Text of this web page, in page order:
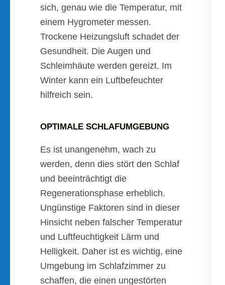
sich, genau wie die Temperatur, mit
einem Hygrometer messen.
Trockene Heizungsluft schadet der
Gesundheit. Die Augen und
Schleimhäute werden gereizt. Im
Winter kann ein Luftbefeuchter
hilfreich sein.
OPTIMALE SCHLAFUMGEBUNG
Es ist unangenehm, wach zu
werden, denn dies stört den Schlaf
und beeinträchtigt die
Regenerationsphase erheblich.
Ungünstige Faktoren sind in dieser
Hinsicht neben falscher Temperatur
und Luftfeuchtigkeit Lärm und
Helligkeit. Daher ist es wichtig, eine
Umgebung im Schlafzimmer zu
schaffen, die einen ungestörten